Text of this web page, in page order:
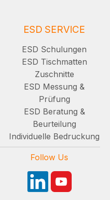
ESD SERVICE
ESD Schulungen
ESD Tischmatten
Zuschnitte
ESD Messung &
Prüfung
ESD Beratung &
Beurteilung
Individuelle Bedruckung
Follow Us